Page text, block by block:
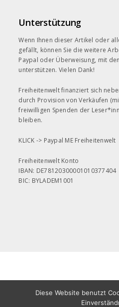
Unterstützung
Wenn Ihnen dieser Artikel oder
gefällt, können Sie die weitere
Paypal oder Überweisung, mit
unterstützen. Vielen Dank!
Freiheitenwelt finanziert sich
durch Provision von Verkäufen
freiwilligen Spenden der
bleiben.
KLICK -> Paypal ME Freiheitenwelt
Freiheitenwelt Konto
IBAN: DE78120300001010377404
BIC: BYLADEM1001
Copyright
Freiheitenwelt
Diese Website benutzt